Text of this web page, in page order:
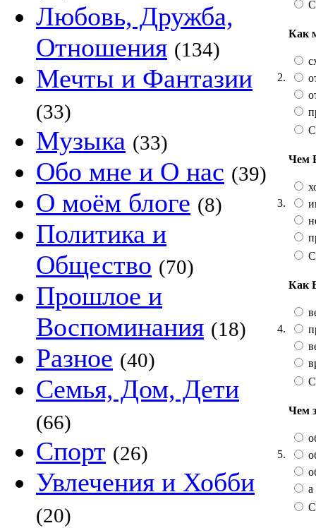
Любовь, Дружба,
Отношения (134)
Мечты и Фантазии
(33)
Музыка (33)
Обо мне и О нас (39)
О моём блоге (8)
Политика и
Общество (70)
Прошлое и
Воспоминания (18)
Разное (40)
Семья, Дом, Дети
(66)
Спорт (26)
Увлечения и Хобби
(20)
2.
Как
3.
Чем
4.
Как
5.
Чем
а